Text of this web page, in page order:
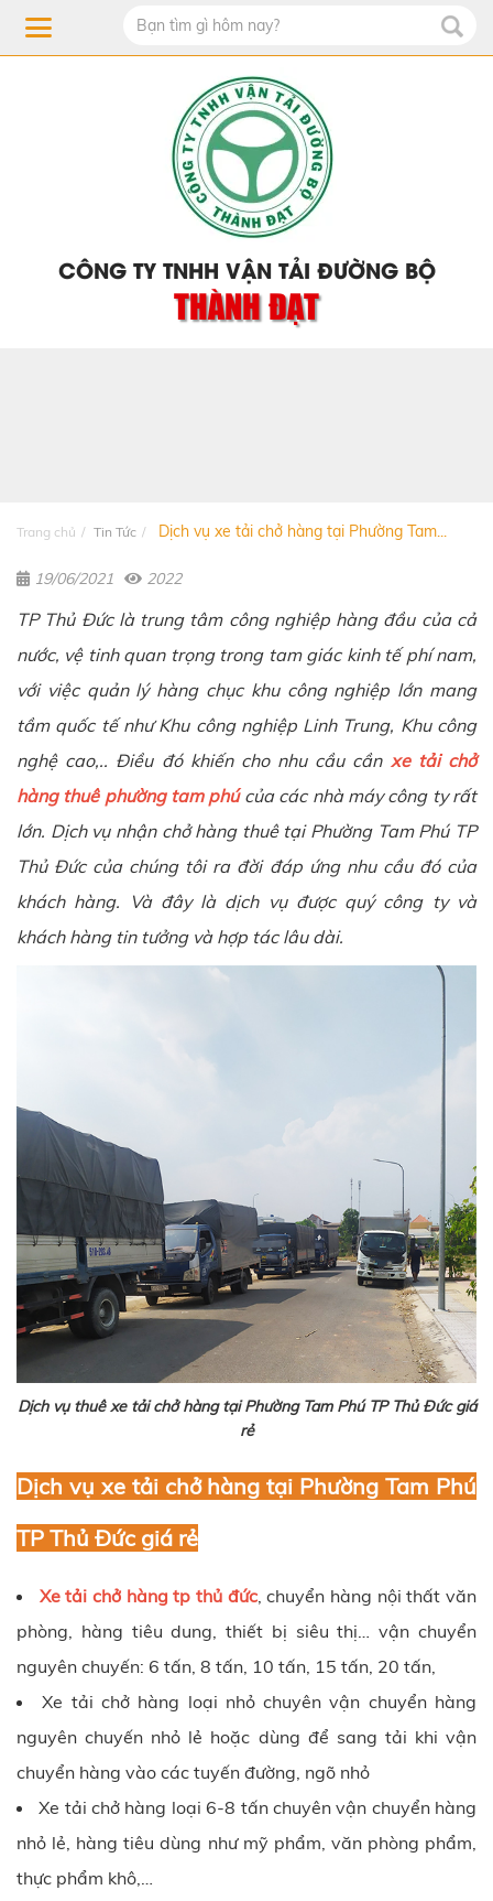
CÔNG TY TNHH VẬN TẢI ĐƯỜNG BỘ
THÀNH ĐẠT
Trang chủ Tin Tức Dịch vụ xe tải chở hàng tại Phường Tam...
19/06/2021 2022
TP Thủ Đức là trung tâm công nghiệp hàng đầu của cả
nước, vệ tinh quan trọng trong tam giác kinh tế phí nam,
với việc quản lý hàng chục khu công nghiệp lớn mang
tầm quốc tế như Khu công nghiệp Linh Trung, Khu công
nghệ cao,.. Điều đó khiến cho nhu cầu cần xe tải chở
hàng thuê phường tam phú của các nhà máy công ty rất
lớn. Dịch vụ nhận chở hàng thuê tại Phường Tam Phú TP
Thủ Đức của chúng tôi ra đời đáp ứng nhu cầu đó của
khách hàng. Và đây là dịch vụ được quý công ty và
khách hàng tin tưởng và hợp tác lâu dài.
Dịch vụ thuê xe tải chở hàng tại Phường Tam Phú TP Thủ Đức giá
rẻ
Dịch vụ xe tải chở hàng tại Phường Tam Phú
TP Thủ Đức giá rẻ
Xe tải chở hàng tp thủ đức, chuyển hàng nội thất văn
phòng, hàng tiêu dung, thiết bị siêu thị… vận chuyển
nguyên chuyến: 6 tấn, 8 tấn, 10 tấn, 15 tấn, 20 tấn,
Xe tải chở hàng loại nhỏ chuyên vận chuyển hàng
nguyên chuyến nhỏ lẻ hoặc dùng để sang tải khi vận
chuyển hàng vào các tuyến đường, ngõ nhỏ
Xe tải chở hàng loại 6-8 tấn chuyên vận chuyển hàng
nhỏ lẻ, hàng tiêu dùng như mỹ phẩm, văn phòng phẩm,
thực phẩm khô,…